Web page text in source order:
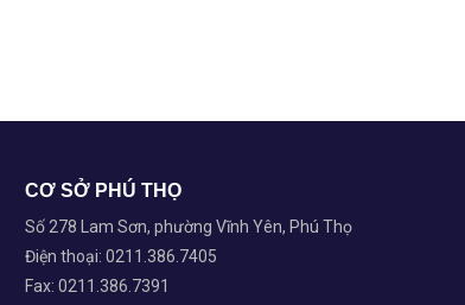
CƠ SỞ PHÚ THỌ
Số 278 Lam Sơn, phường Vĩnh Yên, Phú Thọ
Điện thoại: 0211.386.7405
Fax: 0211.386.7391